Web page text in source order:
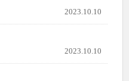
2023.10.10
2023.10.10